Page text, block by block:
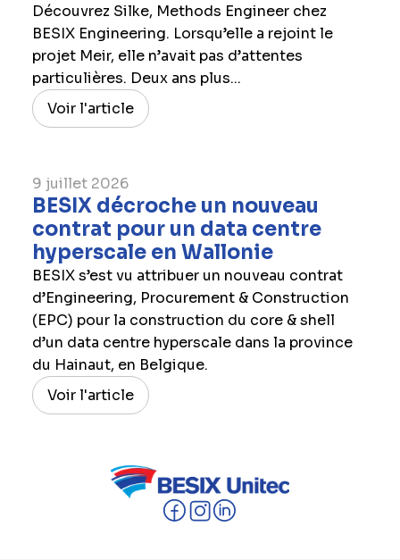
Découvrez Silke, Methods Engineer chez
BESIX Engineering. Lorsqu’elle a rejoint le
projet Meir, elle n’avait pas d’attentes
particulières. Deux ans plus...
Voir l'article
9 juillet 2026
BESIX décroche un nouveau
contrat pour un data centre
hyperscale en Wallonie
BESIX s’est vu attribuer un nouveau contrat
d’Engineering, Procurement & Construction
(EPC) pour la construction du core & shell
d’un data centre hyperscale dans la province
du Hainaut, en Belgique.
Voir l'article